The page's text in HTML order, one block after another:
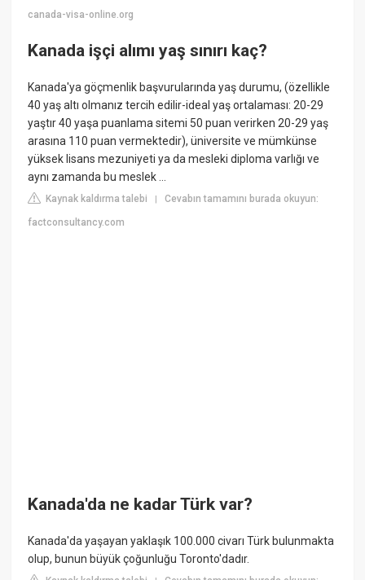
canada-visa-online.org
Kanada işçi alımı yaş sınırı kaç?
Kanada'ya göçmenlik başvurularında yaş durumu, (özellikle
40 yaş altı olmanız tercih edilir-ideal yaş ortalaması: 20-29
yaştır 40 yaşa puanlama sitemi 50 puan verirken 20-29 yaş
arasına 110 puan vermektedir), üniversite ve mümkünse
yüksek lisans mezuniyeti ya da mesleki diploma varlığı ve
aynı zamanda bu meslek ...
Kaynak kaldırma talebi |Cevabın tamamını burada okuyun:
factconsultancy.com
Kanada'da ne kadar Türk var?
Kanada'da yaşayan yaklaşık 100.000 civarı Türk bulunmakta
olup, bunun büyük çoğunluğu Toronto'dadır.